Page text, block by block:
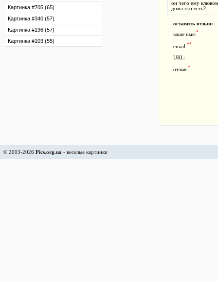
Картинка #705 (65)
Картинка #340 (57)
Картинка #196 (57)
Картинка #103 (55)
он чего ему
дома кто есть?
оставить отзыв:
ваше имя:*
email:**
URL:
отзыв:*
© 2003-2026 Pics.org.ua - веселые картинки